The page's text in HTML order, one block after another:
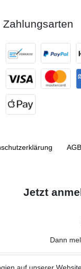
Zahlungsarten
AGB
Jetzt
Dann